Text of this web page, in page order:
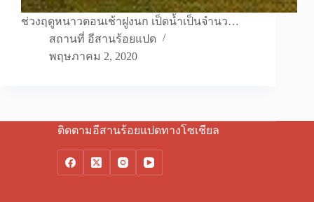
ช่วงฤดูหนาวตอนเช้าฝูงนก เป็ดน้ำเป็นจำนว…
สถานที่ อีสานร้อยแปด
พฤษภาคม 2, 2020
ติดตามอีสานร้อยแปดทางโซเชียล